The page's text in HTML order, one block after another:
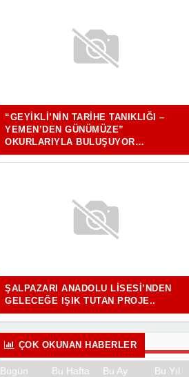
“GEYIKLI’NIN TARIHE TANIKLIĞI –
YEMEN’DEN GÜNÜMÜZE”
OKURLARIYLA BULUŞUYOR…
ŞALPAZARI ANADOLU LISESI’NDEN
GELECEĞE IŞIK TUTAN PROJE..
ÇOK OKUNAN HABERLER
Bugün Bu Hafta Bu Ay Bu Yıl